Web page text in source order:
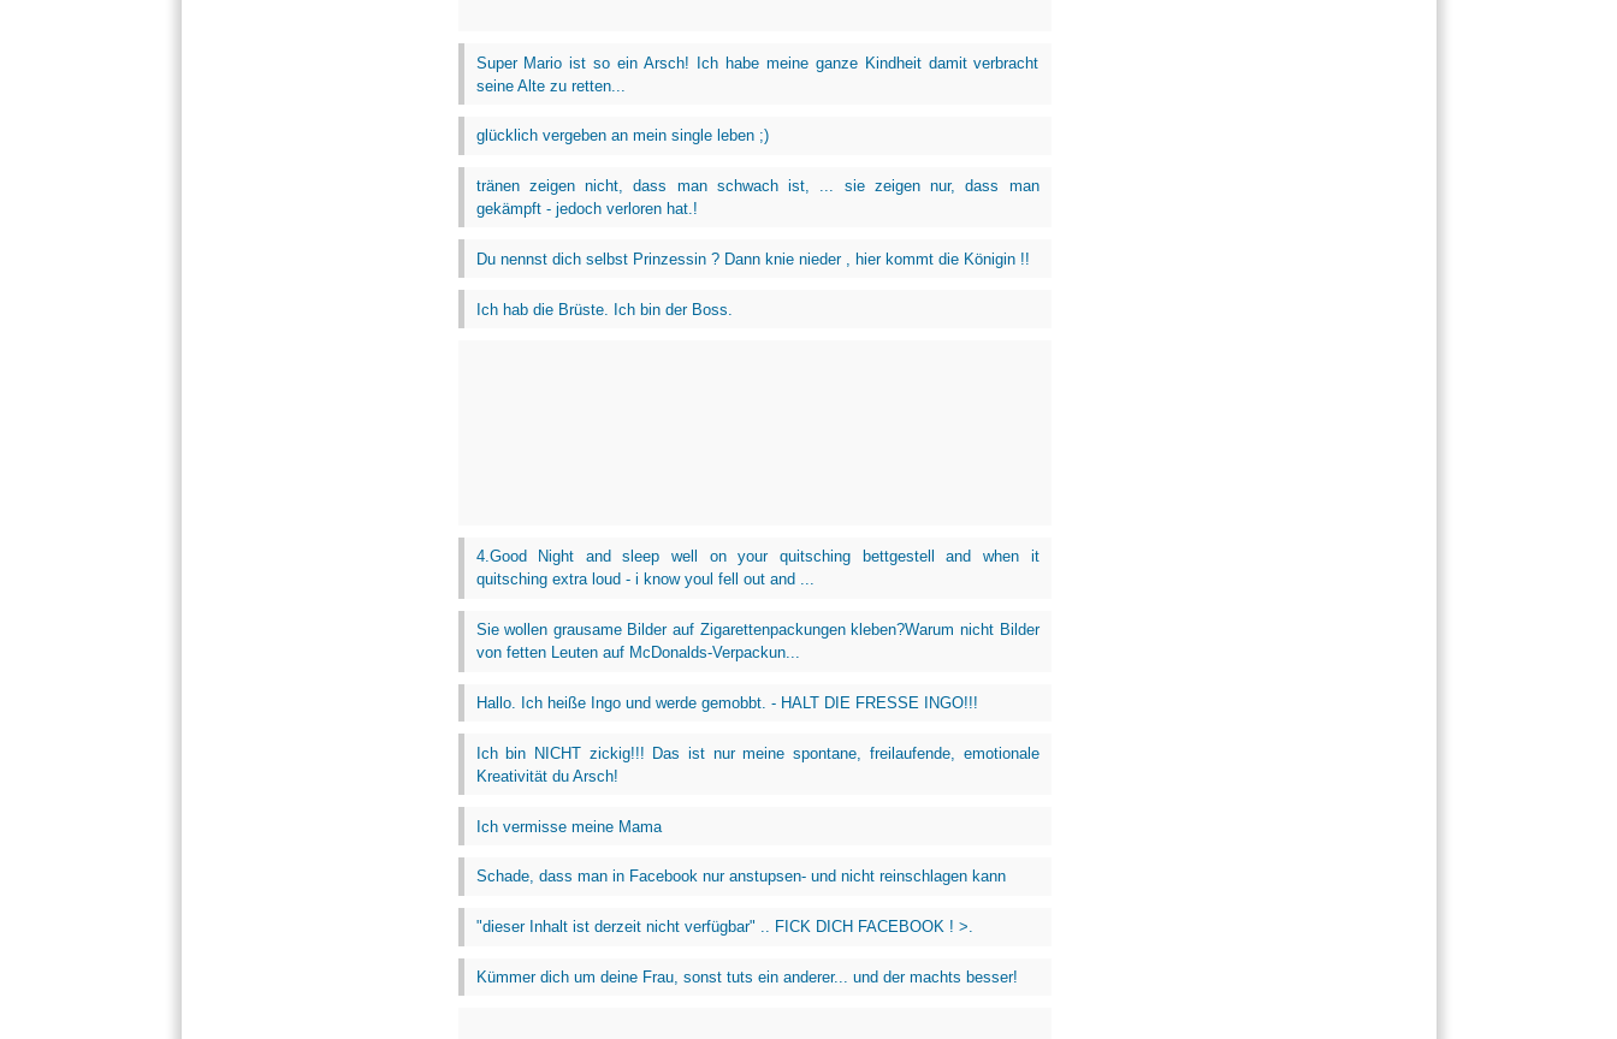
Super Mario ist so ein Arsch! Ich habe meine ganze Kindheit damit verbracht
seine Alte zu retten...
glücklich vergeben an mein single leben ;)
tränen zeigen nicht, dass man schwach ist, ... sie zeigen nur, dass man
gekämpft - jedoch verloren hat.!
Du nennst dich selbst Prinzessin ? Dann knie nieder , hier kommt die Königin !!
Ich hab die Brüste. Ich bin der Boss.
4.Good Night and sleep well on your quitsching bettgestell and when it
quitsching extra loud - i know youl fell out and ...
Sie wollen grausame Bilder auf Zigarettenpackungen kleben?Warum nicht Bilder
von fetten Leuten auf McDonalds-Verpackun...
Hallo. Ich heiße Ingo und werde gemobbt. - HALT DIE FRESSE INGO!!!
Ich bin NICHT zickig!!! Das ist nur meine spontane, freilaufende, emotionale
Kreativität du Arsch!
Ich vermisse meine Mama
Schade, dass man in Facebook nur anstupsen- und nicht reinschlagen kann
"dieser Inhalt ist derzeit nicht verfügbar" .. FICK DICH FACEBOOK ! >.
Kümmer dich um deine Frau, sonst tuts ein anderer... und der machts besser!